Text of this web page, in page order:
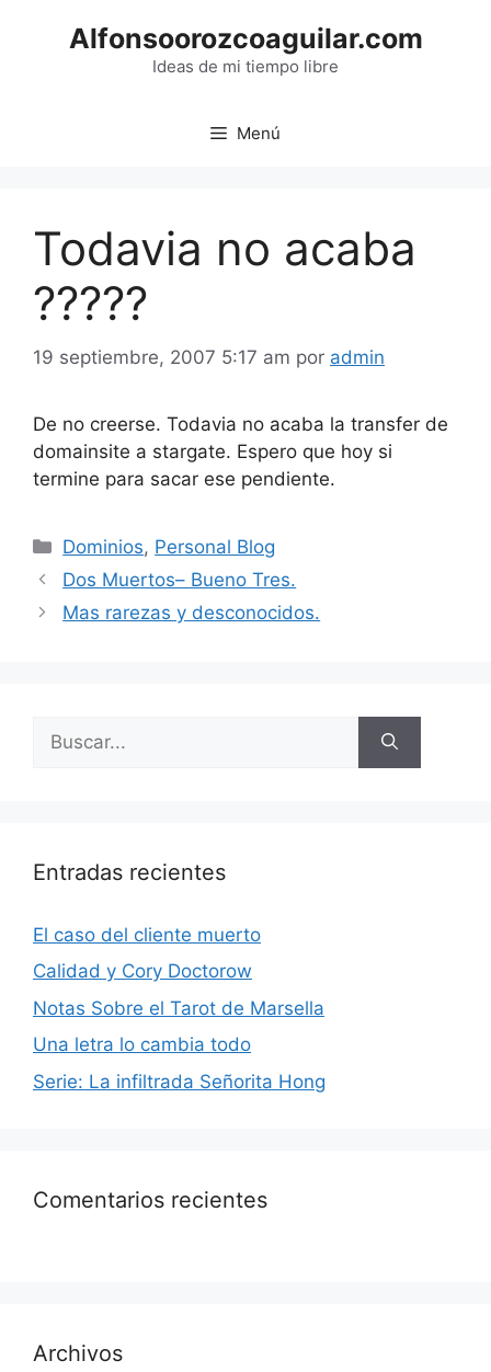
Alfonsoorozcoaguilar.com
Ideas de mi tiempo libre
Menú
Todavia no acaba
?????
19 septiembre, 2007 5:17 am por admin
De no creerse. Todavia no acaba la transfer de
domainsite a stargate. Espero que hoy si
termine para sacar ese pendiente.
Categorías
Dominios, Personal Blog
Dos Muertos– Bueno Tres.
Mas rarezas y desconocidos.
Entradas recientes
El caso del cliente muerto
Calidad y Cory Doctorow
Notas Sobre el Tarot de Marsella
Una letra lo cambia todo
Serie: La infiltrada Señorita Hong
Comentarios recientes
Archivos